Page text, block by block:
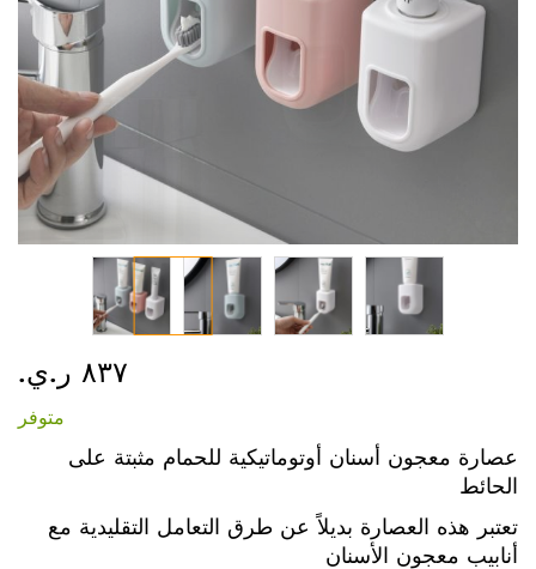
إلى
معرض
٨٣٧ ر.ي.‏
متوفر
عصارة معجون أسنان أوتوماتيكية للحمام مثبتة على
الحائط
أنابيب معجون الأسنان